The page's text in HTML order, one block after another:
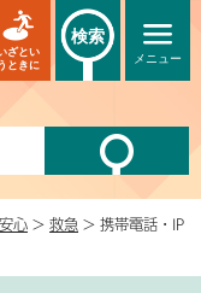
メニュー
ざとい
ときに
検索
心 > 救急 > 携帯電話・IP